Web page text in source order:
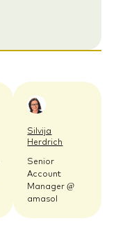
Silvija
Herdrich
Senior
Account
Manager @
amasol